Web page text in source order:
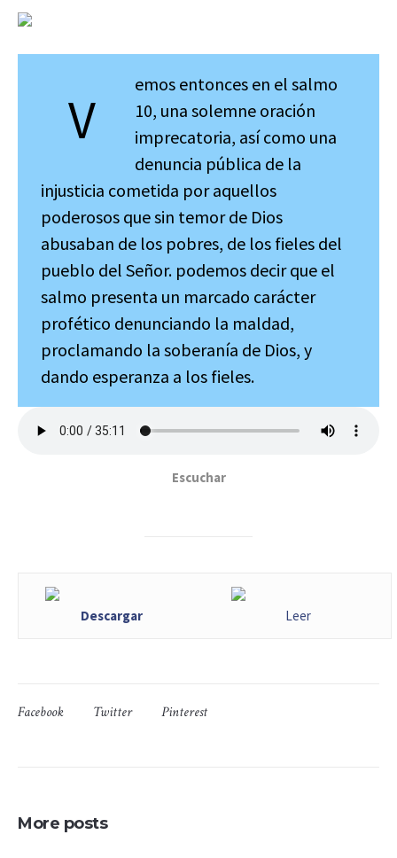
V
emos entonces en el salmo
10, una solemne oración
imprecatoria, así como una
denuncia pública de la
injusticia cometida por aquellos
poderosos que sin temor de Dios
abusaban de los pobres, de los fieles del
pueblo del Señor. podemos decir que el
salmo presenta un marcado carácter
profético denunciando la maldad,
proclamando la soberanía de Dios, y
dando esperanza a los fieles.
Escuchar
Descargar Leer
Facebook Twitter Pinterest
More posts